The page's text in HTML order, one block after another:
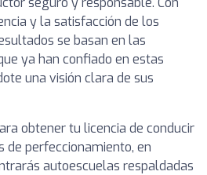
y la satisfacción de los
se basan en las
ya han confiado en estas
una visión clara de sus
obtener tu licencia de conducir
de perfeccionamiento, en
autoescuelas respaldadas